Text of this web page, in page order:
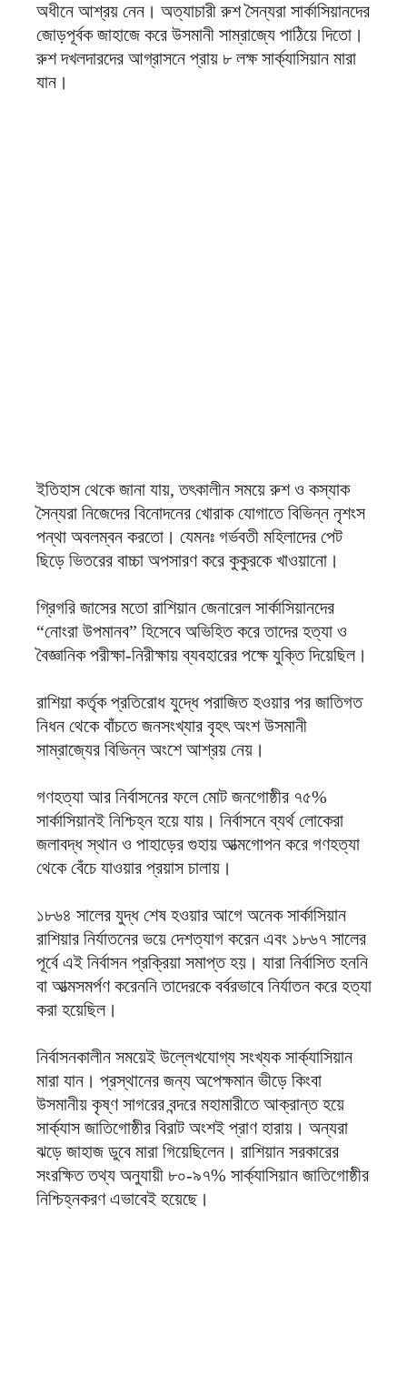
অধীনে আশ্রয় নেন। অত্যাচারী রুশ সৈন্যরা সার্কাসিয়ানদের
জোড়পূর্বক জাহাজে করে উসমানী সাম্রাজ্যে পাঠিয়ে দিতো।
রুশ দখলদারদের আগ্রাসনে প্রায় ৮ লক্ষ সার্ক্যাসিয়ান মারা
যান।
ইতিহাস থেকে জানা যায়, তৎকালীন সময়ে রুশ ও কস্যাক
সৈন্যরা নিজেদের বিনোদনের খোরাক যোগাতে বিভিন্ন নৃশংস
পন্থা অবলম্বন করতো। যেমনঃ গর্ভবতী মহিলাদের পেট
ছিড়ে ভিতরের বাচ্চা অপসারণ করে কুকুরকে খাওয়ানো।
গ্রিগরি জাসের মতো রাশিয়ান জেনারেল সার্কাসিয়ানদের
“নোংরা উপমানব” হিসেবে অভিহিত করে তাদের হত্যা ও
বৈজ্ঞানিক পরীক্ষা-নিরীক্ষায় ব্যবহারের পক্ষে যুক্তি দিয়েছিল।
রাশিয়া কর্তৃক প্রতিরোধ যুদ্ধে পরাজিত হওয়ার পর জাতিগত
নিধন থেকে বাঁচতে জনসংখ্যার বৃহৎ অংশ উসমানী
সাম্রাজ্যের বিভিন্ন অংশে আশ্রয় নেয়।
গণহত্যা আর নির্বাসনের ফলে মোট জনগোষ্ঠীর ৭৫%
সার্কাসিয়ানই নিশ্চিহ্ন হয়ে যায়। নির্বাসনে ব্যর্থ লোকেরা
জলাবদ্ধ স্থান ও পাহাড়ের গুহায় আত্মগোপন করে গণহত্যা
থেকে বেঁচে যাওয়ার প্রয়াস চালায়।
১৮৬৪ সালের যুদ্ধ শেষ হওয়ার আগে অনেক সার্কাসিয়ান
রাশিয়ার নির্যাতনের ভয়ে দেশত্যাগ করেন এবং ১৮৬৭ সালের
পূর্বে এই নির্বাসন প্রক্রিয়া সমাপ্ত হয়। যারা নির্বাসিত হননি
বা আত্মসমর্পণ করেননি তাদেরকে বর্বরভাবে নির্যাতন করে হত্যা
করা হয়েছিল।
নির্বাসনকালীন সময়েই উল্লেখযোগ্য সংখ্যক সার্ক্যাসিয়ান
মারা যান। প্রস্থানের জন্য অপেক্ষমান ভীড়ে কিংবা
উসমানীয় কৃষ্ণ সাগরের বন্দরে মহামারীতে আক্রান্ত হয়ে
সার্ক্যাস জাতিগোষ্ঠীর বিরাট অংশই প্রাণ হারায়। অন্যরা
ঝড়ে জাহাজ ডুবে মারা গিয়েছিলেন। রাশিয়ান সরকারের
সংরক্ষিত তথ্য অনুযায়ী ৮০-৯৭% সার্ক্যাসিয়ান জাতিগোষ্ঠীর
নিশ্চিহ্নকরণ এভাবেই হয়েছে।